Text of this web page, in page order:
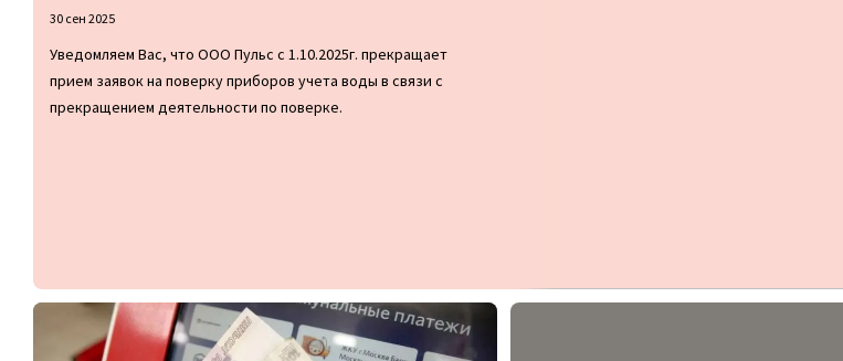
30 сен 2025
Уведомляем Вас, что ООО Пульс с 1.10.2025г. прекращает
прием заявок на поверку приборов учета воды в связи с
прекращением деятельности по поверке.